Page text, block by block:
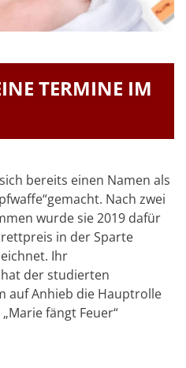
TERMINE IM
bereits einen Namen als
Nach zwei
wurde sie 2019 dafür
in der Sparte
Ihr
der studierten
auf Anhieb die Hauptrolle
fängt Feuer“